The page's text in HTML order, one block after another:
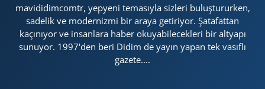
mavididimcomtr, yepyeni temasıyla sizleri buluştururken,
sadelik ve modernizmi bir araya getiriyor. Şatafattan
kaçınıyor ve insanlara haber okuyabilecekleri bir altyapı
sunuyor. 1997'den beri Didim de yayın yapan tek vasıflı
gazete....